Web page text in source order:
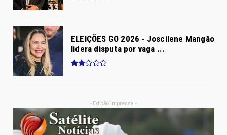
ELEIÇÕES GO 2026 - Joscilene Mangão
lidera disputa por vaga ...
- Edição Impressa -